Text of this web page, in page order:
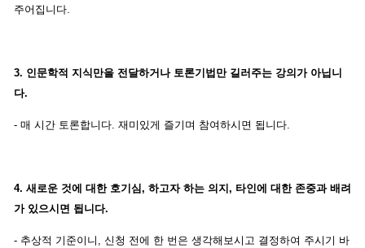
주어집니다.
3. 인문학적 지식만을 전달하거나 토론기법만 길러주는 강의가 아닙니
다.
- 매 시간 토론합니다. 재미있게 즐기며 참여하시면 됩니다.
4. 새로운 것에 대한 호기심, 하고자 하는 의지, 타인에 대한 존중과 배려
가 있으시면 됩니다.
- 추상적 기준이니, 신청 전에 한 번은 생각해보시고 결정하여 주시기 바